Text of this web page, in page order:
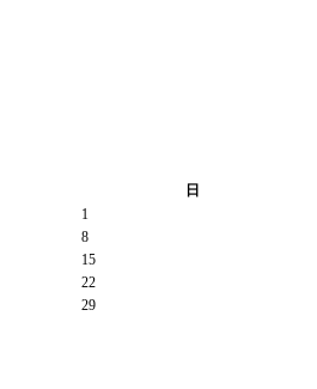
日
1
8
15
22
29